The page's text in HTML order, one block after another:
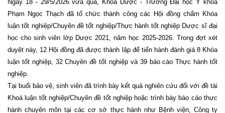
Ngày 18 - 29/5/2026 vừa qua, Khoa Dược - Trường Đại học Y khoa
Phạm Ngọc Thạch đã tổ chức thành công các Hội đồng chấm Khóa
luận tốt nghiệp/Chuyên đề tốt nghiệp/Thực hành tốt nghiệp Dược sĩ đại
học cho sinh viên lớp Dược 2021, năm học 2025-2026. Trong đợt xét
duyệt này, 12 Hội đồng đã được thành lập để tiến hành đánh giá 8 Khóa
luận tốt nghiệp, 32 Chuyên đề tốt nghiệp và 39 báo cáo Thực hành tốt
nghiệp.
Tại buổi bảo vệ, sinh viên đã trình bày kết quả nghiên cứu đối với đề tài
Khoá luận tốt nghiệp/Chuyên đề tốt nghiệp hoặc trình bày báo cáo thực
hành chuyên môn tại các cơ sở thực hành như Bệnh viện, Công ty